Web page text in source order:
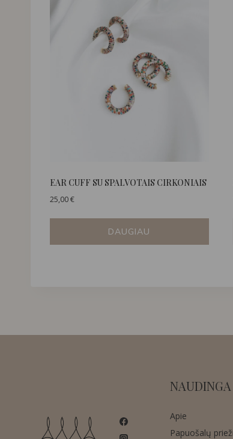
EAR CUFF SU SPALVOTAIS CIRKONIAIS
25,00€
DAUGIAU
Apie
Papuošalų